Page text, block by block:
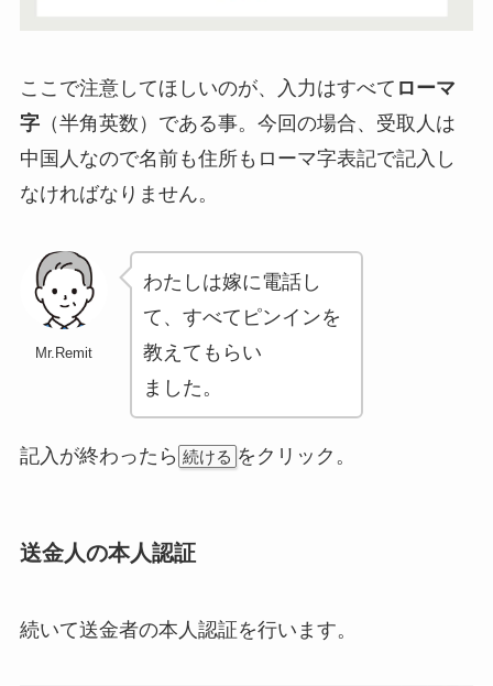
ここで注意してほしいのが、入力はすべて ローマ
字（半角英数）である事。 今回の場合、受取人は
中国人なので名前も住所もローマ字表記で記入し
なければなりません。
Mr.Remit
わたしは嫁に電話し
て、すべてピンインを
教えてもらい
ました。
記入が終わったら 続ける をクリック。
送金人の本人認証
続いて送金者の本人認証を行います。